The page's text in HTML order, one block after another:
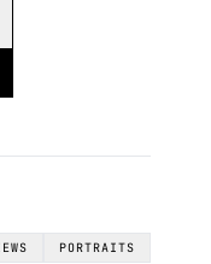
PORTRAITS